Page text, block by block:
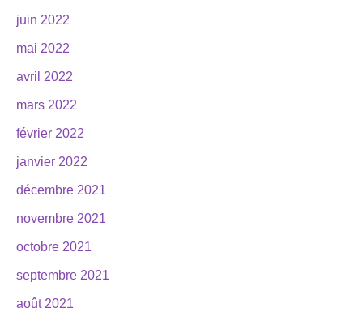
juin 2022
mai 2022
avril 2022
mars 2022
février 2022
janvier 2022
décembre 2021
novembre 2021
octobre 2021
septembre 2021
août 2021